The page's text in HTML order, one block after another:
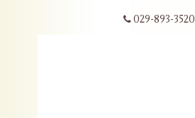
029-893-3520